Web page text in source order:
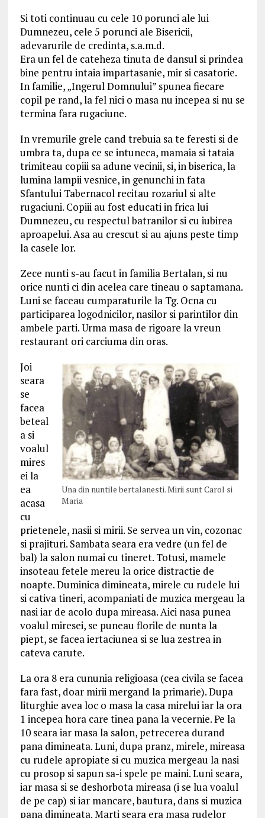
Si toti continuau cu cele 10 porunci ale lui
Dumnezeu, cele 5 porunci ale Bisericii,
adevarurile de credinta, s.a.m.d.
Era un fel de cateheza tinuta de dansul si prindea
bine pentru intaia impartasanie, mir si casatorie.
In familie, „Ingerul Domnului” spunea fiecare
copil pe rand, la fel nici o masa nu incepea si nu se
termina fara rugaciune.
In vremurile grele cand trebuia sa te feresti si de
umbra ta, dupa ce se intuneca, mamaia si tataia
trimiteau copiii sa adune vecinii, si, in biserica, la
lumina lampii vesnice, in genunchi in fata
Sfantului Tabernacol recitau rozariul si alte
rugaciuni. Copiii au fost educati in frica lui
Dumnezeu, cu respectul batranilor si cu iubirea
aproapelui. Asa au crescut si au ajuns peste timp
la casele lor.
Zece nunti s-au facut in familia Bertalan, si nu
orice nunti ci din acelea care tineau o saptamana.
Luni se faceau cumparaturile la Tg. Ocna cu
participarea logodnicilor, nasilor si parintilor din
ambele parti. Urma masa de rigoare la vreun
restaurant ori carciuma din oras.
Una din nuntile bertalanesti. Mirii sunt Carol si
Maria
Joi
seara
se
facea
beteal
a si
voalul
mires
ei la
ea
acasa
cu
prietenele, nasii si mirii. Se servea un vin, cozonac
si prajituri. Sambata seara era vedre (un fel de
bal) la salon numai cu tineret. Totusi, mamele
insoteau fetele mereu la orice distractie de
noapte. Duminica dimineata, mirele cu rudele lui
si cativa tineri, acompaniati de muzica mergeau la
nasi iar de acolo dupa mireasa. Aici nasa punea
voalul miresei, se puneau florile de nunta la
piept, se facea iertaciunea si se lua zestrea in
cateva carute.
La ora 8 era cununia religioasa (cea civila se facea
fara fast, doar mirii mergand la primarie). Dupa
liturghie avea loc o masa la casa mirelui iar la ora
1 incepea hora care tinea pana la vecernie. Pe la
10 seara iar masa la salon, petrecerea durand
pana dimineata. Luni, dupa pranz, mirele, mireasa
cu rudele apropiate si cu muzica mergeau la nasi
cu prosop si sapun sa-i spele pe maini. Luni seara,
iar masa si se deshorbota mireasa (i se lua voalul
de pe cap) si iar mancare, bautura, dans si muzica
pana dimineata. Marti seara era masa rudelor